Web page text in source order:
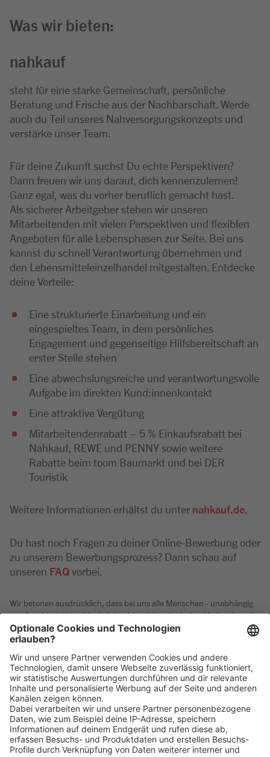
Was wir bieten:
nahkauf
steht für eine starke Gemeinschaft, persönliche
Beratung und Frische aus der Nachbarschaft. Werde
auch du Teil unseres Nahversorgungskonzepts und
verstärke unser Team.
Für deine Zukunft suchst Du echte Perspektiven?
Dann freuen wir uns darauf, dich kennenzulernen!
Ganz egal, was du vorher beruflich gemacht hast.
Als sicherer Arbeitgeber stehen wir unseren
Mitarbeitenden mit vielen Perspektiven und flexiblen
Angeboten für alle Lebensphasen zur Seite. Bei uns
kannst du schnell Verantwortung übernehmen und
den Lebensmitteleinzelhandel mitgestalten. Entdecke
deine Vorteile:
Eine strukturierte Einarbeitung und ein
eingespieltes Team, in dem persönliches
Engagement und gegenseitige Hilfsbereitschaft an
erster Stelle stehen
Eine abwechslungsreiche und verantwortungsvolle
Aufgabe im direkten Kund:innenkontakt
Eine attraktive Vergütung
Mitarbeitendenrabatt – 5 % Einkaufsrabatt bei
Nahkauf, REWE und PENNY sowie weitere
Rabatte beim toom Baumarkt und bei DER
Touristik
Weitere Informationen erhältst du unter nahkauf.de
Du hast noch Fragen zu deiner Online-Bewerbung oder
zu unserem Bewerbungsprozess? Dann schau auf
unseren FAQvorbei.
Wir betonen ausdrücklich, dass bei uns alle Menschen - unabhängig
von Geschlecht/geschlechtlicher Identität, ethnischer Herkunft und
Nationalität, sozialer Herkunft, Religion/Weltanschauung,
körperlichen und geistigen Fähigkeiten, Alter sowie sexueller
willkommen sind.